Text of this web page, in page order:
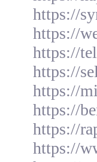
https://
https://
https://
https://
https://
https://
https://
https://